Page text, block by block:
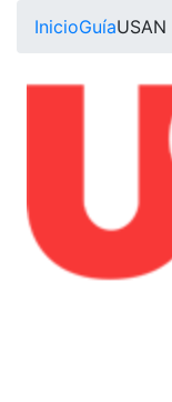
InicioGuíaUSAN